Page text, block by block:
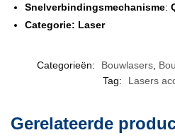
Snelverbindingsmechanisme:
Categorie: Laser
Categorieën: Bouwlasers
Tag:
Lasers
Gerelateerde